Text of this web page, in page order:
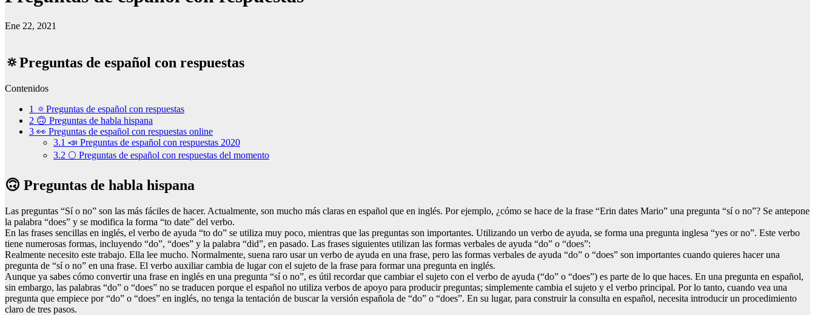
Ene 22, 2021
🔅Preguntas de español con respuestas
Contenidos
1 🔅Preguntas de español con respuestas
2 🙃 Preguntas de habla hispana
3 👀 Preguntas de español con respuestas online
3.1 📣 Preguntas de español con respuestas 2020
3.2 🌕 Preguntas de español con respuestas del momento
🙃 Preguntas de habla hispana
Las preguntas “Sí o no” son las más fáciles de hacer. Actualmente, son mucho más claras en español que en inglés. Por ejemplo, ¿cómo se hace de la frase “Erin dates Mario” una pregunta “sí o no”? Se antepone
la palabra “does” y se modifica la forma “to date” del verbo.
En las frases sencillas en inglés, el verbo de ayuda “to do” se utiliza muy poco, mientras que las preguntas son importantes. Utilizando un verbo de ayuda, se forma una pregunta inglesa “yes or no”. Este verbo
tiene numerosas formas, incluyendo “do”, “does” y la palabra “did”, en pasado. Las frases siguientes utilizan las formas verbales de ayuda “do” o “does”:
Realmente necesito este trabajo. Ella lee mucho. Normalmente, suena raro usar un verbo de ayuda en una frase, pero las formas verbales de ayuda “do” o “does” son importantes cuando quieres hacer una
pregunta de “sí o no” en una frase. El verbo auxiliar cambia de lugar con el sujeto de la frase para formar una pregunta en inglés.
Aunque ya sabes cómo convertir una frase en inglés en una pregunta “sí o no”, es útil recordar que cambiar el sujeto con el verbo de ayuda (“do” o “does”) es parte de lo que haces. En una pregunta en español,
sin embargo, las palabras “do” o “does” no se traducen porque el español no utiliza verbos de apoyo para producir preguntas; simplemente cambia el sujeto y el verbo principal. Por lo tanto, cuando vea una
pregunta que empiece por “do” o “does” en inglés, no tenga la tentación de buscar la versión española de “do” o “does”. En su lugar, para construir la consulta en español, necesita introducir un procedimiento
claro de tres pasos.